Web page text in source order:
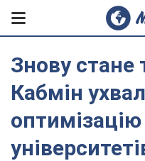
Знову стане
Кабмін